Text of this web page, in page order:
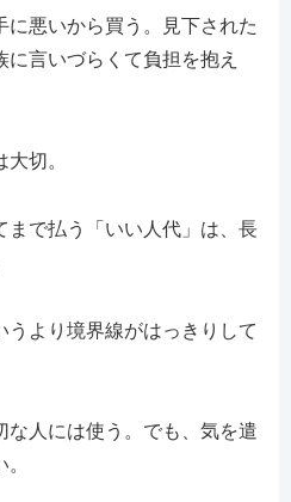
悪いから買う。見下された
に言いづらくて負担を抱え
切。
まで払う「いい人代」は、長
うより境界線がはっきりして
な人には使う。でも、気を遣